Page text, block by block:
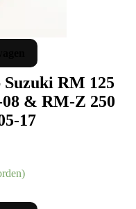
RM 125
& RM-Z 250
17